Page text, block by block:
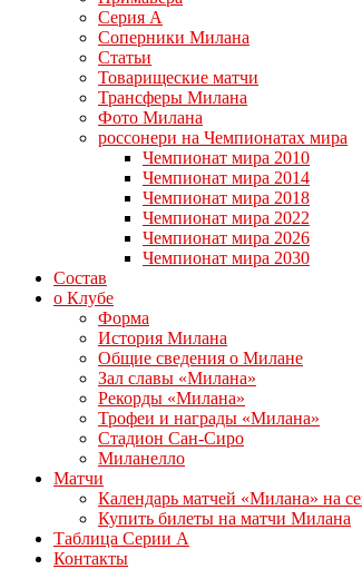
Серия А
Соперники Милана
Статьи
Товарищеские матчи
Трансферы Милана
Фото Милана
россонери на Чемпионатах мира
Чемпионат мира 2010
Чемпионат мира 2014
Чемпионат мира 2018
Чемпионат мира 2022
Чемпионат мира 2026
Чемпионат мира 2030
Состав
о Клубе
Форма
История Милана
Общие сведения о Милане
Зал славы «Милана»
Рекорды «Милана»
Трофеи и награды «Милана»
Стадион Сан-Сиро
Миланелло
Матчи
Календарь матчей «Милана» на
Купить билеты на матчи Милана
Таблица Серии А
Контакты